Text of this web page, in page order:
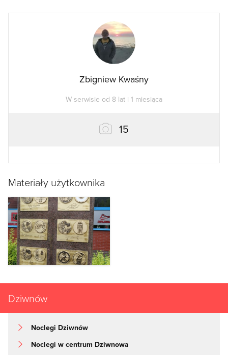
Zbigniew Kwaśny
W serwisie od 8 lat i 1 miesiąca
15zdjęć
Materiały użytkownika
Dziwnów
Noclegi Dziwnów
Noclegi w centrum Dziwnowa